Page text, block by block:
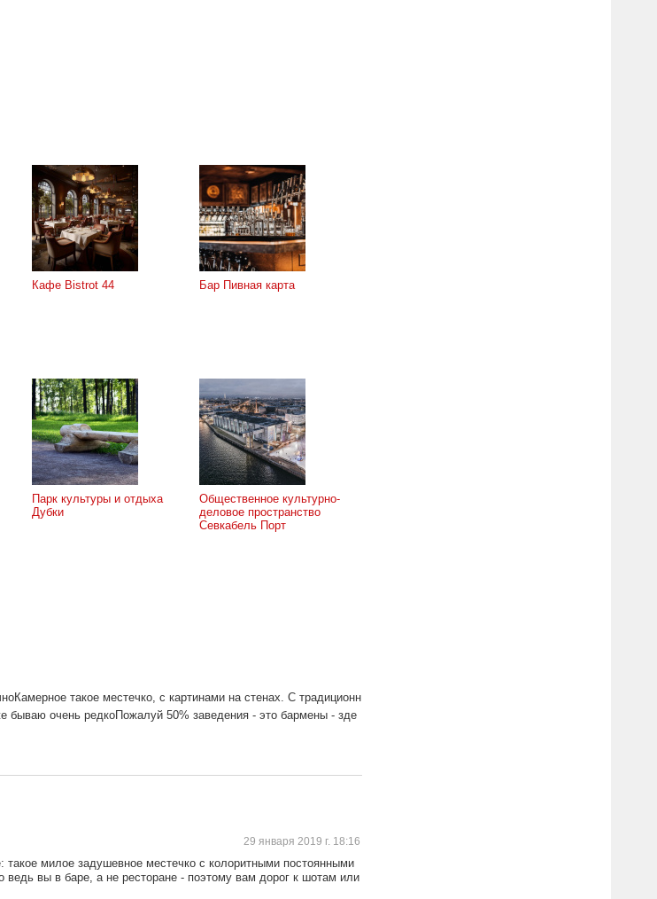
Кафе Bistrot 44
Бар Пивная карта
Парк культуры и отдыха
Дубки
Общественное культурно-
деловое пространство
Севкабель Порт
такое местечко, с картинами на стенах. С традиционн
очень редкоПожалуй 50% заведения - это бармены - зде
29 января 2019 г. 18:16
милое задушевное местечко с колоритными постоянными
вы в баре, а не ресторане - поэтому вам дорог к шотам или